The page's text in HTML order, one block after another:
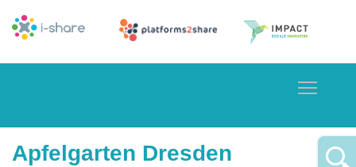
Apfelgarten Dresden